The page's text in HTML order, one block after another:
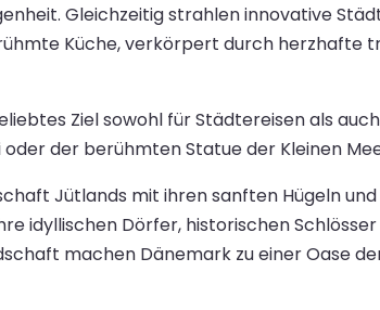
Gleichzeitig strahlen innovative
Küche, verkörpert durch
Ziel sowohl für Städtereisen als
der berühmten Statue der Kleinen
Jütlands mit ihren sanften Hügeln
idyllischen Dörfer, historischen
machen Dänemark zu einer Oase